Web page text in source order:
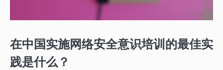
在中国实施网络安全意识培训的最佳实
践是什么？